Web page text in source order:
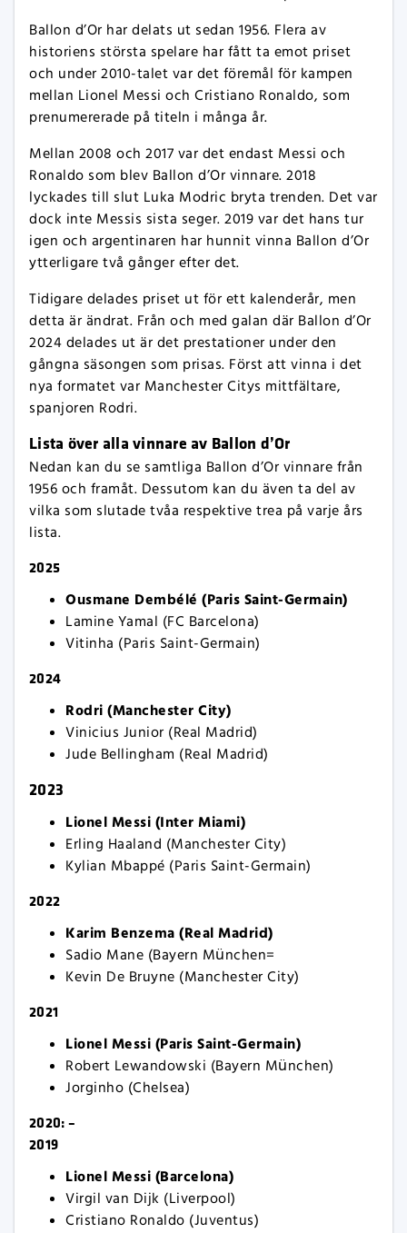
Ballon d’Or har delats ut sedan 1956. Flera av
historiens största spelare har fått ta emot priset
och under 2010-talet var det föremål för kampen
mellan Lionel Messi och Cristiano Ronaldo, som
prenumererade på titeln i många år.
Mellan 2008 och 2017 var det endast Messi och
Ronaldo som blev Ballon d’Or vinnare. 2018
lyckades till slut Luka Modric bryta trenden. Det var
dock inte Messis sista seger. 2019 var det hans tur
igen och argentinaren har hunnit vinna Ballon d’Or
ytterligare två gånger efter det.
Tidigare delades priset ut för ett kalenderår, men
detta är ändrat. Från och med galan där Ballon d’Or
2024 delades ut är det prestationer under den
gångna säsongen som prisas. Först att vinna i det
nya formatet var Manchester Citys mittfältare,
spanjoren Rodri.
Lista över alla vinnare av Ballon d’Or
Nedan kan du se samtliga Ballon d’Or vinnare från
1956 och framåt. Dessutom kan du även ta del av
vilka som slutade tvåa respektive trea på varje års
lista.
2025
Ousmane Dembélé (Paris Saint-Germain)
Lamine Yamal (FC Barcelona)
Vitinha (Paris Saint-Germain)
2024
Rodri (Manchester City)
Vinicius Junior (Real Madrid)
Jude Bellingham (Real Madrid)
2023
Lionel Messi (Inter Miami)
Erling Haaland (Manchester City)
Kylian Mbappé (Paris Saint-Germain)
2022
Karim Benzema (Real Madrid)
Sadio Mane (Bayern München=
Kevin De Bruyne (Manchester City)
2021
Lionel Messi (Paris Saint-Germain)
Robert Lewandowski (Bayern München)
Jorginho (Chelsea)
2020: –
2019
Lionel Messi (Barcelona)
Virgil van Dijk (Liverpool)
Cristiano Ronaldo (Juventus)